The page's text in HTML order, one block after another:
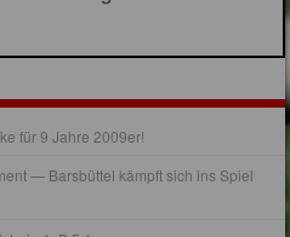
für 9 Jahre 2009er!
— Barsbüttel kämpft sich ins Spiel